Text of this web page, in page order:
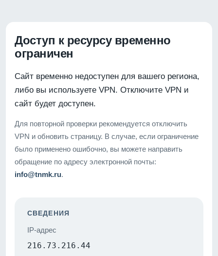
Доступ к ресурсу временно
ограничен
Сайт временно недоступен для вашего региона,
либо вы используете VPN. Отключите VPN и
сайт будет доступен.
Для повторной проверки рекомендуется отключить
VPN и обновить страницу. В случае, если ограничение
было применено ошибочно, вы можете направить
обращение по адресу электронной почты:
info@tnmk.ru.
СВЕДЕНИЯ
IP-адрес
216.73.216.44